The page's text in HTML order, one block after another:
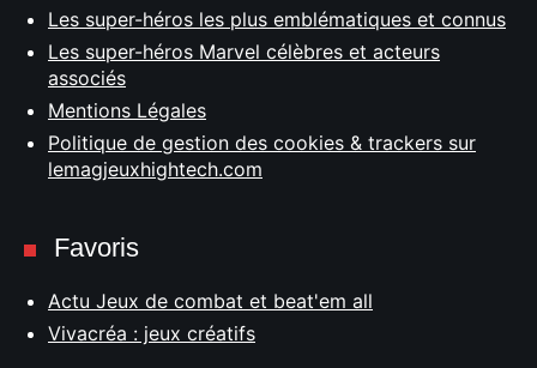
Les super-héros les plus emblématiques et connus
Les super-héros Marvel célèbres et acteurs
associés
Mentions Légales
Politique de gestion des cookies & trackers sur
lemagjeuxhightech.com
Favoris
Actu Jeux de combat et beat'em all
Vivacréa : jeux créatifs